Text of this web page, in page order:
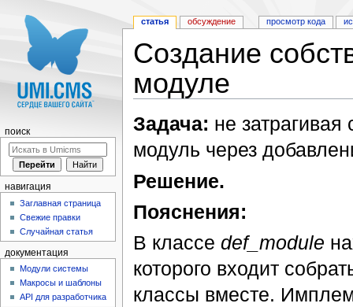
Создание
модуле
Задача: не
модуль через
Решение.
Пояснения:
В классе def_module
которого входит
классы вместе.
статья обсуждение просмотр кода
поиск
навигация
Заглавная страница
Свежие правки
Случайная статья
документация
Модули системы
Макросы и шаблоны
API для разработчика